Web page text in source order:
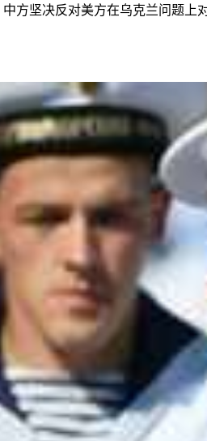
方坚决反对美方在乌克兰问题上